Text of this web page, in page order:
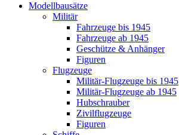
Modellbausätze
Militär
Fahrzeuge bis 1945
Fahrzeuge ab 1945
Geschütze & Anhänger
Figuren
Flugzeuge
Militär-Flugzeuge bis 1945
Militär-Flugzeuge ab 1945
Hubschrauber
Zivilflugzeuge
Figuren